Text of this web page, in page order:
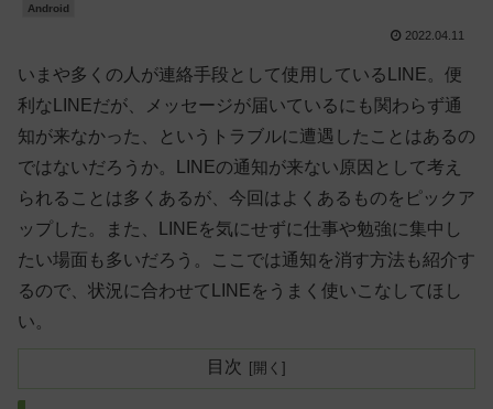
Android
2022.04.11
いまや多くの人が連絡手段として使用しているLINE。便
利なLINEだが、メッセージが届いているにも関わらず通
知が来なかった、というトラブルに遭遇したことはあるの
ではないだろうか。LINEの通知が来ない原因として考え
られることは多くあるが、今回はよくあるものをピックア
ップした。また、LINEを気にせずに仕事や勉強に集中し
たい場面も多いだろう。ここでは通知を消す方法も紹介す
るので、状況に合わせてLINEをうまく使いこなしてほし
い。
目次